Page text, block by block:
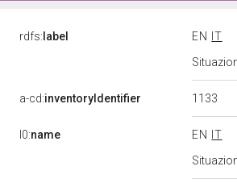
rdfs: label EN
IT
a-cd:inventoryIdentifier 1133
l0:name EN
IT